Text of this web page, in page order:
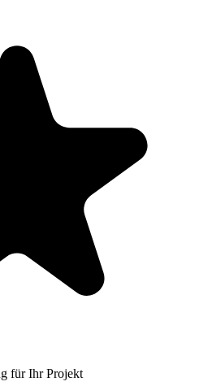
für Ihr Projekt